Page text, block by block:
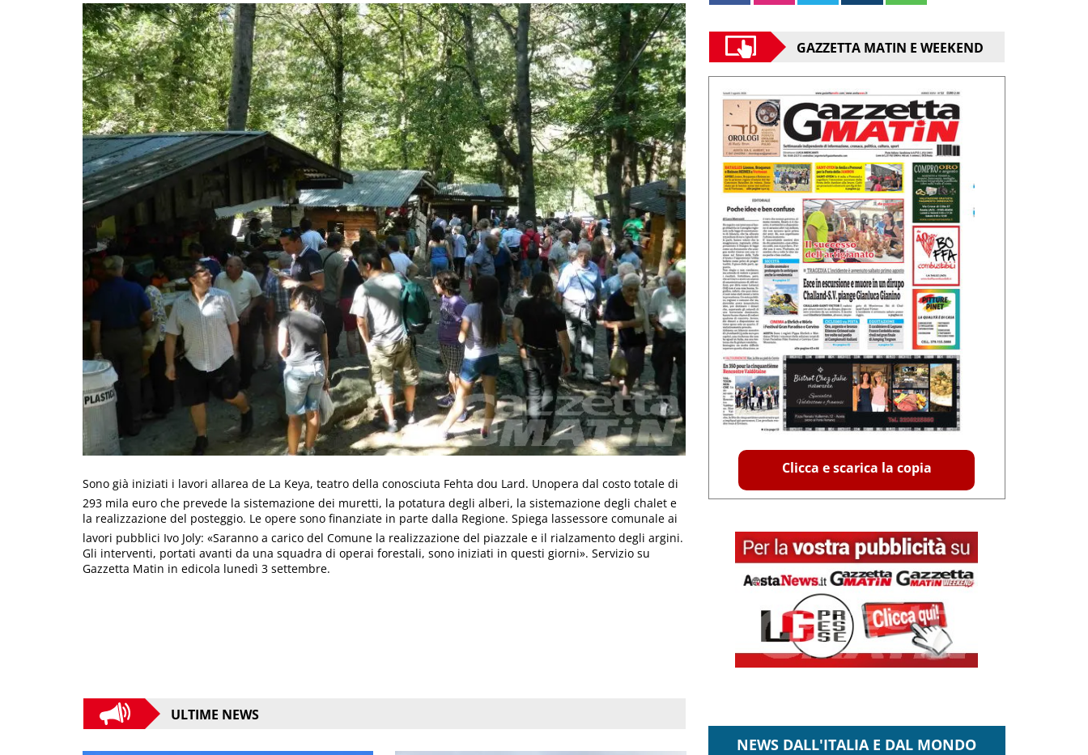
Sono già iniziati i lavori allarea de La Keya, teatro della conosciuta Fehta dou Lard. Unopera dal costo totale di
293 mila euro che prevede la sistemazione dei muretti, la potatura degli alberi, la sistemazione degli chalet e
la realizzazione del posteggio. Le opere sono finanziate in parte dalla Regione. Spiega lassessore comunale ai
lavori pubblici Ivo Joly: «Saranno a carico del Comune la realizzazione del piazzale e il rialzamento degli argini.
Gli interventi, portati avanti da una squadra di operai forestali, sono iniziati in questi giorni». Servizio su
Gazzetta Matin in edicola lunedì 3 settembre.
ULTIME NEWS
GAZZETTA MATIN E WEEKEND
Clicca e scarica la copia
NEWS DALL'ITALIA E DAL MONDO